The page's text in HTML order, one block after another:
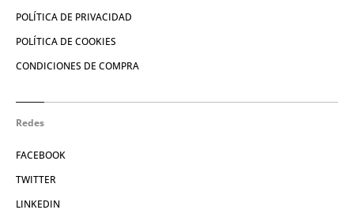
POLÍTICA DE PRIVACIDAD
POLÍTICA DE COOKIES
CONDICIONES DE COMPRA
Redes
FACEBOOK
TWITTER
LINKEDIN